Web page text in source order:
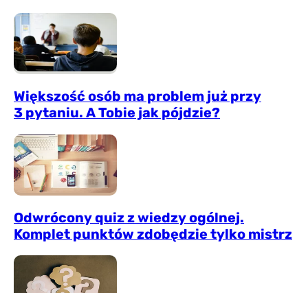
Większość osób ma problem już przy
3 pytaniu. A Tobie jak pójdzie?
Odwrócony quiz z wiedzy ogólnej.
Komplet punktów zdobędzie tylko mistrz